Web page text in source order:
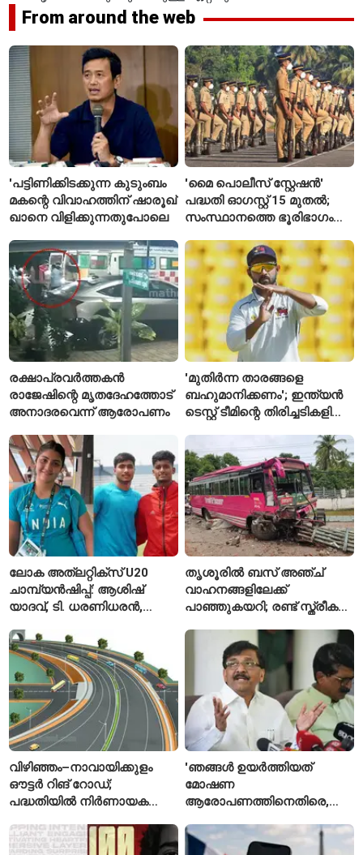
From around the web
'പട്ടിണിക്കിടക്കുന്ന കുടുംബം
മകന്റെ വിവാഹത്തിന് ഷാരൂഖ്
ഖാനെ വിളിക്കുന്നതുപോലെ
'മൈ പൊലീസ് സ്റ്റേഷൻ'
പദ്ധതി ഓഗസ്റ്റ് 15 മുതൽ;
സംസ്ഥാനത്തെ ഭൂരിഭാഗം
എസ്‌ഐമാർക്ക്
രക്ഷാപ്രവർത്തകൻ
രാജേഷിന്റെ മൃതദേഹത്തോട്
അനാദരവെന്ന് ആരോപണം
'മുതിർന്ന താരങ്ങളെ
ബഹുമാനിക്കണം'; ഇന്ത്യൻ
ടെസ്റ്റ് ടീമിന്റെ തിരിച്ചടികളിൽ
രഹാനെ
ലോക അത്‌ലറ്റിക്സ് U20
ചാമ്പ്യൻഷിപ്പ്: ആശിഷ്
യാദവ്, ടി. ധരണിധരൻ,
ഫൈനലിൽ
തൃശൂരിൽ ബസ് അഞ്ച്
വാഹനങ്ങളിലേക്ക്
പാഞ്ഞുകയറി; രണ്ട് സ്ത്രീകൾ
വിഴിഞ്ഞം–നാവായിക്കുളം
ഔട്ടർ റിങ് റോഡ്;
പദ്ധതിയിൽ നിർണായക
വിശദീകരണം
'ഞങ്ങൾ ഉയർത്തിയത്
മോഷണ
ആരോപണത്തിനെതിരെ,
റിജിജുവിന് മറുപടിയുമായി